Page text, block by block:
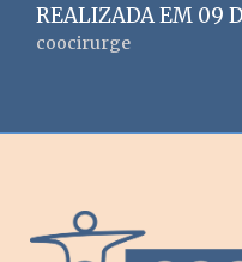
REALIZADA EM 09
coocirurge